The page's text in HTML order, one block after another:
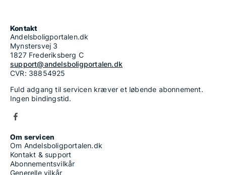
Kontakt
Andelsboligportalen.dk
Mynstersvej 3
1827 Frederiksberg C
support@andelsboligportalen.dk
CVR: 38854925
Fuld adgang til servicen kræver et løbende abonnement.
Ingen bindingstid.
Om servicen
Om Andelsboligportalen.dk
Kontakt & support
Abonnementsvilkår
Generelle vilkår